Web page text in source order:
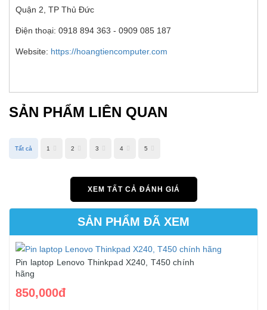
Quận 2, TP Thủ Đức
Điện thoại: 0918 894 363 - 0909 085 187
Website: https://hoangtiencomputer.com
SẢN PHẨM LIÊN QUAN
Tất cả 1 2 3 4 5
XEM TẤT CẢ ĐÁNH GIÁ
SẢN PHẨM ĐÃ XEM
Pin laptop Lenovo Thinkpad X240, T450 chính
hãng
850,000đ